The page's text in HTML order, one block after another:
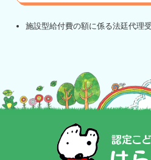
施設型給付費の額に係る法廷代理